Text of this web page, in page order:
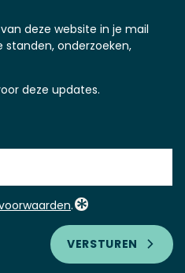
deze website in je mail
onderzoeken,
deze updates.
.
VERSTUREN